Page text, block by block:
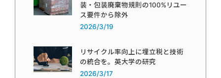
装・包装廃棄物規則の100%リユー
ス要件から除外
2026/3/19
リサイクル率向上に埋立税と技術
の統合を。英大学の研究
2026/3/17